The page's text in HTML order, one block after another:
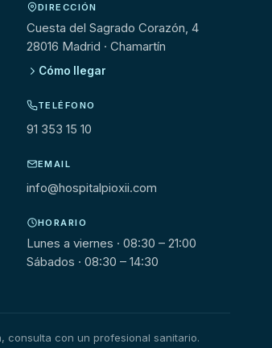
DIRECCIÓN
Cuesta del Sagrado Corazón, 4
28016 Madrid · Chamartín
Cómo llegar
TELÉFONO
91 353 15 10
EMAIL
info@hospitalpioxii.com
HORARIO
Lunes a viernes · 08:30 – 21:00
Sábados · 08:30 – 14:30
consulta con un profesional sanitario.